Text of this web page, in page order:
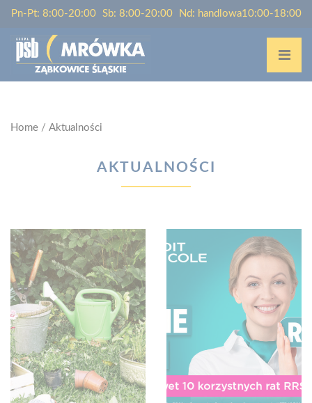
Pn-Pt: 8:00-20:00 Sb: 8:00-20:00 Nd: handlowa10:00-18:00
Home / Aktualności
AKTUALNOŚCI